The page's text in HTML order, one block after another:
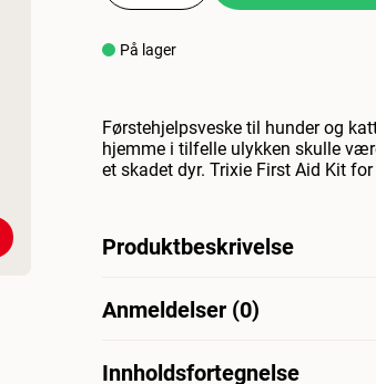
På lager
Førstehjelpsveske til hunder og
hjemme i tilfelle ulykken skulle
et skadet dyr. Trixie First Aid Kit
Produktbeskrivelse
tilfelle en ulykke.
Anmeldelser (0)
Innholdsfortegnelse